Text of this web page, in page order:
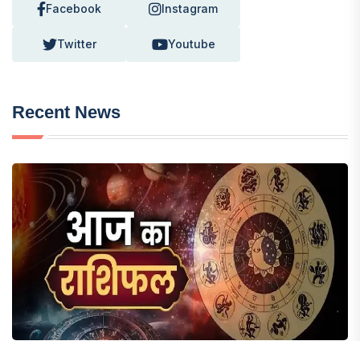
Facebook Instagram
Twitter Youtube
Recent News